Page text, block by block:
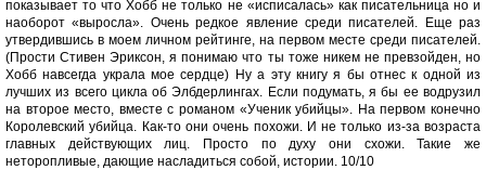
показывает то что Хобб не только не «исписалась» как писательница но и
наоборот «выросла». Очень редкое явление среди писателей. Еще раз
утвердившись в моем личном рейтинге, на первом месте среди писателей.
(Прости Стивен Эриксон, я понимаю что ты тоже никем не превзойден, но
Хобб навсегда украла мое сердце) Ну а эту книгу я бы отнес к одной из
лучших из всего цикла об Элбдерлингах. Если подумать, я бы ее водрузил
на второе место, вместе с романом «Ученик убийцы». На первом конечно
Королевский убийца. Как-то они очень похожи. И не только из-за возраста
главных действующих лиц. Просто по духу они схожи. Такие же
неторопливые, дающие насладиться собой, истории. 10/10